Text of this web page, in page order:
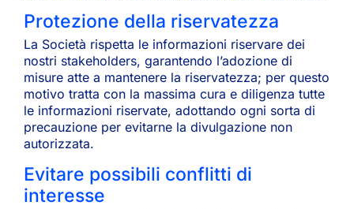
Protezione della riservatezza
La Società rispetta le informazioni riservare dei
nostri stakeholders, garantendo l’adozione di
misure atte a mantenere la riservatezza; per questo
motivo tratta con la massima cura e diligenza tutte
le informazioni riservate, adottando ogni sorta di
precauzione per evitarne la divulgazione non
autorizzata.
Evitare possibili conflitti di
interesse